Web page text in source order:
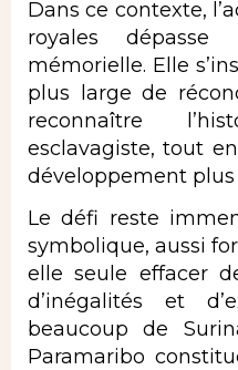
Dans ce contexte,
royales
mémorielle. Elle
plus large de
reconnaître
esclavagiste, tout
développement
Le défi reste
symbolique, aussi
elle seule effacer
d’inégalités et
beaucoup de
Paramaribo